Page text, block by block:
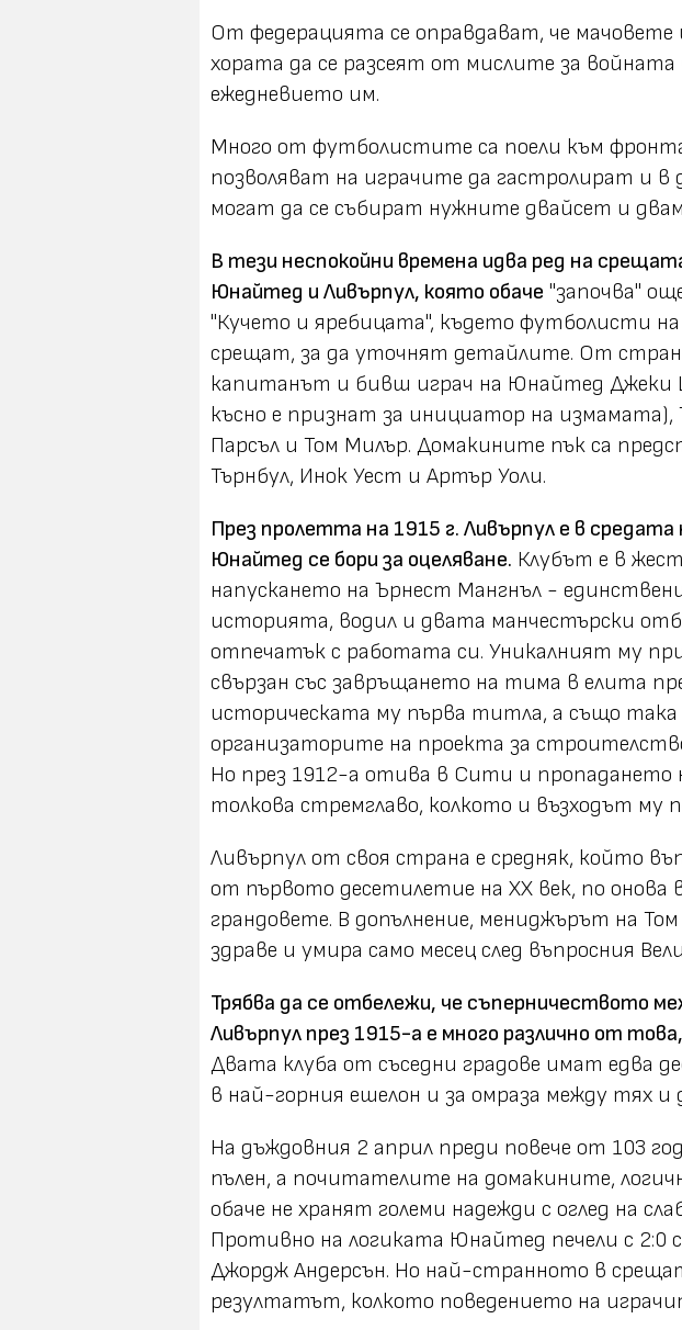
От федерацията се оправдават, че
хората да се разсеят от мислите за
ежедневието им.
Много от футболистите са поели към
позволяват на играчите да гастролират и в
могат да се събират нужните двайсет и
В тези неспокойни времена идва ред на
Юнайтед и Ливърпул, която обаче "започва"
"Кучето и яребицата", където футболисти
срещат, за да уточнят детайлите. От
капитанът и бивш играч на Юнайтед Джеки
късно е признат за инициатор на измамата),
Парсъл и Том Милър. Домакините пък са
Търнбул, Инок Уест и Артър Уоли.
През пролетта на 1915 г. Ливърпул е в
Юнайтед се бори за оцеляване. Клубът е в
напускането на Ърнест Мангнъл -
историята, водил и двата манчестърски
отпечатък с работата си. Уникалният му
свързан със завръщането на тима в елита
историческата му първа титла, а също така
организаторите на проекта за
Но през 1912-а отива в Сити и пропадането
толкова стремглаво, колкото и възходът му
Ливърпул от своя страна е средняк, който
от първото десетилетие на ХХ век, по онова
грандовете. В допълнение, мениджърът на
здраве и умира само месец след въпросния
Трябва да се отбележи, че съперничеството
Ливърпул през 1915-а е много различно от
Двата клуба от съседни градове имат едва
в най-горния ешелон и за омраза между тях и
На дъждовния 2 април преди повече от 103
пълен, а почитателите на домакините,
обаче не хранят големи надежди с оглед на
Противно на логиката Юнайтед печели с 2:0
Джордж Андерсън. Но най-странното в
резултатът, колкото поведението на